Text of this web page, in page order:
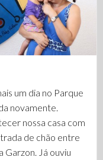
um dia no Parque
novamente.
nossa casa com
de chão entre
Garzon. Já ouviu